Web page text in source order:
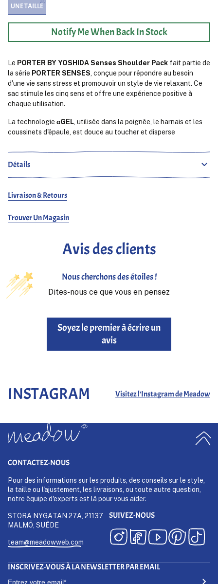
UNE TAILLE
Notify Me When Back In Stock
Le PORTER BY YOSHIDA Senses Shoulder Pack fait partie de
la série PORTER SENSES , conçue pour répondre au besoin
d'une vie sans stress et promouvoir un style de vie relaxant. Ce
sac stimule les cinq sens et offre une expérience positive à
chaque utilisation.
La technologie αGEL , utilisée dans la poignée, le harnais et les
coussinets d'épaule, est douce au toucher et disperse
fatigue et le stress. De plus, le sac contient des sachets remplis
de plus de 10 fragrances naturellement dérivées, avec le bois de
à chaque secousse.
le rendant polyvalent pour toute tenue, qu'elle soit
ouverture rapidepeuvent être facilement accessibles d'un
simple tirage de doigt, offrant une commodité ajoutée.
Senses Shoulder Pack
à épaule qui peut également être porté comme un sac banane.
En ajustant la longueur de la sangle reliée aux anneaux en D,
sortez, et c'est également excellent comme sac secondaire pour
Détails
Livraison & Retours
Trouver Un Magasin
Avis des clients
Nous cherchons des étoiles !
Dites-nous ce que vous en pensez
Soyez le premier à écrire un
avis
INSTAGRAM Visitez l'Instagram de Meadow
CONTACTEZ-NOUS
Pour des informations sur les produits, des conseils sur le style,
la taille ou l'ajustement, les livraisons, ou toute autre question,
notre équipe d'experts est là pour vous aider.
STORA NYGATAN 27A, 21137
MALMÖ, SUÈDE
team@meadowweb.com
SUIVEZ-NOUS
INSCRIVEZ-VOUS À LA NEWSLETTER PAR EMAIL